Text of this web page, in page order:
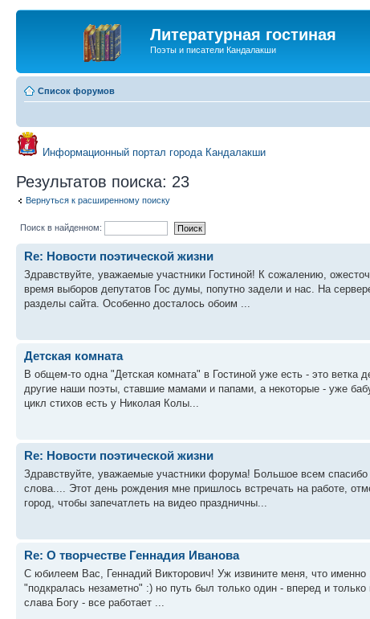
Литературная гостиная
Поэты и писатели Кандалакши
Список форумов
Информационный портал города Кандалакши
Результатов поиска: 23
Вернуться к расширенному поиску
Поиск в найденном:
Re: Новости поэтической жизни
Здравствуйте, уважаемые участники Гостиной! К сожалению,
время выборов депутатов Гос думы, попутно задели и нас. На
разделы сайта. Особенно досталось обоим ...
Детская комната
В общем-то одна "Детская комната" в Гостиной уже есть - это
другие наши поэты, ставшие мамами и папами, а некоторые - уже
цикл стихов есть у Николая Колы...
Re: Новости поэтической жизни
Здравствуйте, уважаемые участники форума! Большое всем
слова.... Этот день рождения мне пришлось встречать на работе,
город, чтобы запечатлеть на видео праздничны...
Re: О творчестве Геннадия Иванова
С юбилеем Вас, Геннадий Викторович! Уж извините меня, что именно
"подкралась незаметно" :) но путь был только один - вперед и
слава Богу - все работает ...